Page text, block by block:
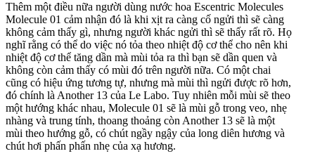
Thêm một điều nữa người dùng nước hoa Escentric Molecules
Molecule 01 cảm nhận đó là khi xịt ra càng cố ngửi thì sẽ càng
không cảm thấy gì, nhưng người khác ngửi thì sẽ thấy rất rõ. Họ
nghĩ rằng có thể do việc nó tỏa theo nhiệt độ cơ thể cho nên khi
nhiệt độ cơ thể tăng dần mà mùi tỏa ra thì bạn sẽ dần quen và
không còn cảm thấy có mùi đó trên người nữa. Có một chai
cũng có hiệu ứng tương tự, nhưng mà mùi thì ngửi được rõ hơn,
đó chính là Another 13 của Le Labo. Tuy nhiên mỗi mùi sẽ theo
một hướng khác nhau, Molecule 01 sẽ là mùi gỗ trong veo, nhẹ
nhàng và trung tính, thoang thoảng còn Another 13 sẽ là một
mùi theo hướng gỗ, có chút ngầy ngậy của long diên hương và
chút hơi phấn phấn nhẹ của xạ hương.